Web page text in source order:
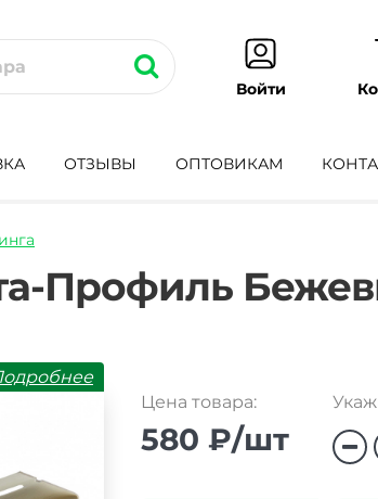
Войти
ОТЗЫВЫ ОПТОВИКАМ
Профиль
Цена товара:
580 ₽/шт